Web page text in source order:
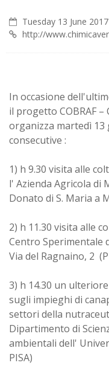
Tuesday 13 June 2017
http://
In occasione
il progetto COBRAF
organizza martedì
consecutive :
1) h 9.30 visita alle
l' Azienda Agricola di
Donato di S. Maria a
2) h 11.30 visita alle
Centro Sperimentale
Via del Ragnaino, 2
3) h 14.30 un
sugli impieghi di
settori della
Dipartimento di
ambientali dell'
PISA)